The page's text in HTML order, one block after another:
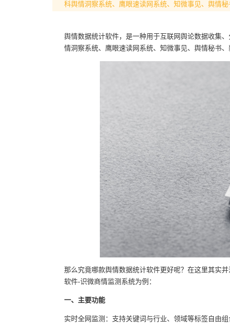
科舆情洞察系统、鹰眼速读网系统、知微事见、舆情
舆情数据统计软件，是一种用于互联网舆论数据收集
情洞察系统、鹰眼速读网系统、知微事见、舆情秘书
那么究竟哪款舆情数据统计软件更好呢？在这里其实
软件-识微商情监测系统为例：
一、主要功能
实时全网监测：支持关键词与行业、领域等标签自由